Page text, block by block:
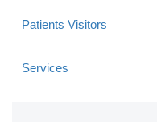
Patients Visitors
Services